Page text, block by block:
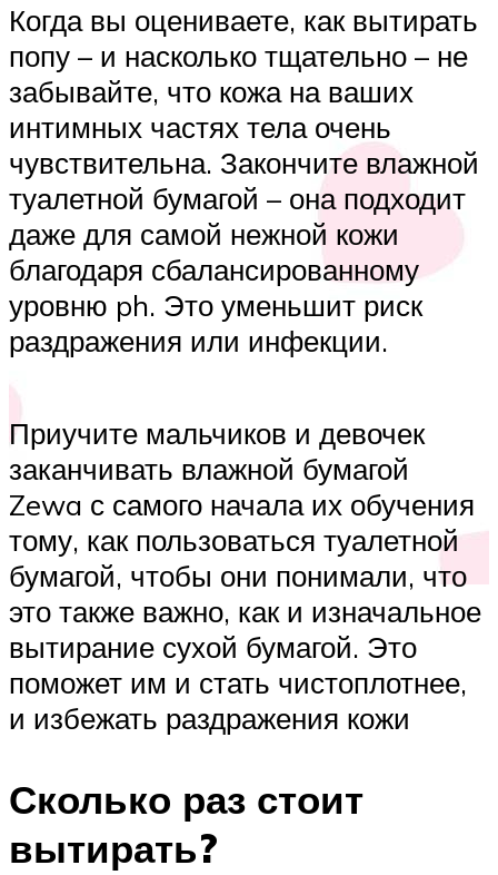
Когда вы оцениваете, как вытирать
попу – и насколько тщательно – не
забывайте, что кожа на ваших
интимных частях тела очень
чувствительна. Закончите влажной
туалетной бумагой – она подходит
даже для самой нежной кожи
благодаря сбалансированному
уровню ph. Это уменьшит риск
раздражения или инфекции.
Приучите мальчиков и девочек
заканчивать влажной бумагой
Zewa с самого начала их обучения
тому, как пользоваться туалетной
бумагой, чтобы они понимали, что
это также важно, как и изначальное
вытирание сухой бумагой. Это
поможет им и стать чистоплотнее,
и избежать раздражения кожи
Сколько раз стоит
вытирать?